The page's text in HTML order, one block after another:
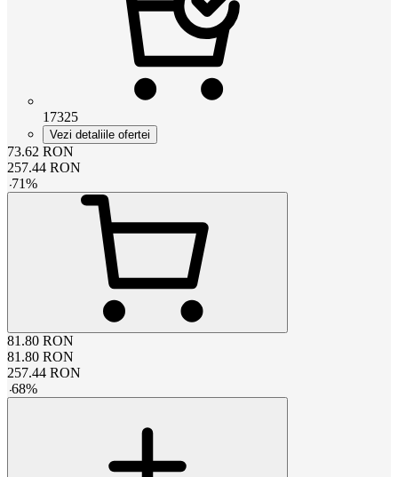
17325
Vezi detaliile ofertei
73.62 RON
257.44 RON
-71%
81.80 RON
81.80 RON
257.44 RON
-68%